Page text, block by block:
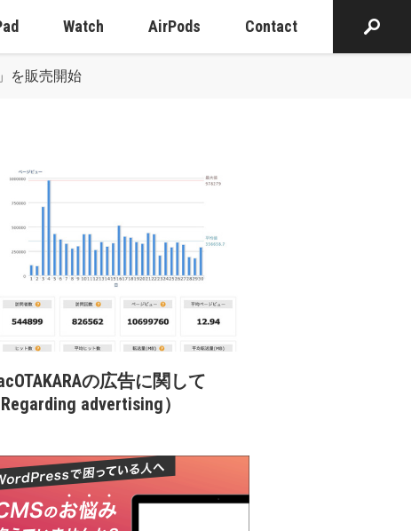
Watch AirPods Contact
を販売開始
の広告に関して
Regarding advertising）